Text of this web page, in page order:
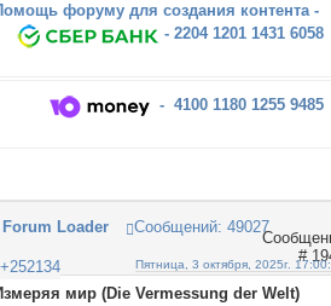
форуму для создания контента -
- 2204 1201 1431 6058
- 4100 1180 1255 9485
Пятница, 3 октября, 2025г.
Forum Loader Сообщений: 49027
+252134
мир (Die Vermessung der Welt)